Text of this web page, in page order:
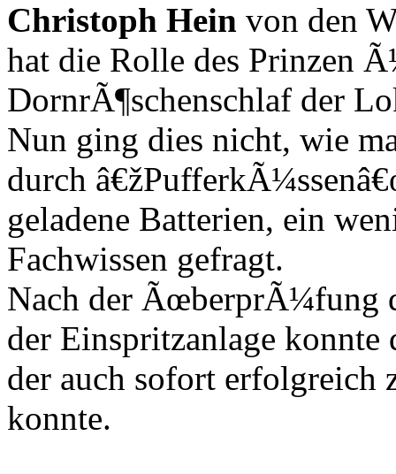
Christoph Hein von den
hat die Rolle des Prinzen
DornrÃ¶schenschlaf der
Nun ging dies nicht, wie
durch
geladene Batterien, ein
Fachwissen gefragt.
Nach der ÃœberprÃ¼fung
der Einspritzanlage konnte
der auch sofort
konnte.